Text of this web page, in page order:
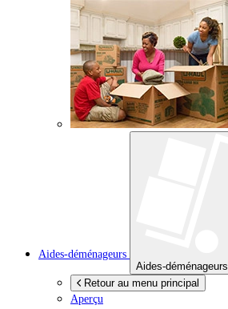
Aides-déménageurs
Aides-déménageurs
Retour au menu principal
Aperçu